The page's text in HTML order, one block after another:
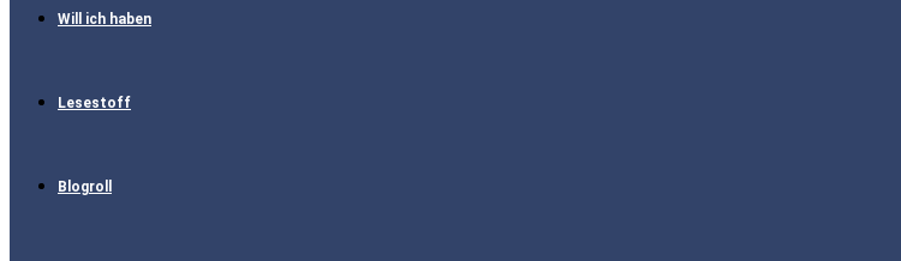
Will ich haben
Lesestoff
Blogroll